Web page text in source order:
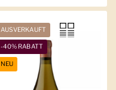
AUSVERKAUFT
-40% RABATT
NEU